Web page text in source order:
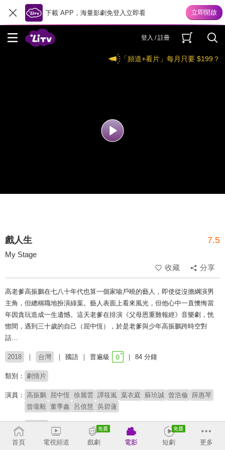
下載 APP，海量影劇免登入立即看
登入 / 註冊
「頻道+看片」每月只要 $199？
戲人生 7.5
My Stage
收藏
分享
高老爹高振鵬在七八十年代也算一個家喻戶曉的藝人，即使從沒擔綱演男
主角，但總稱職地扮演綠葉。藝人表面上看來風光，但他心中一直懊悔當
年因貪玩造成一生遺憾。這天老爹在排演《父母恩重難報經》音樂劇，恍
惚間，遇到三十歲的自己（屈中恆），於是老爹與少年高振鵬跨時空對
話…
2018 台灣 國語 普遍級 84 分鐘
類別： 劇情片
演員： 高振鵬 屈中恆 徐麗雲 譚筱嵐 葉衣庭 蘇玠誠 曾浩倫 薛惠琴
曾瓏毅 董季鑫 呂俍慧 吳碧蓮
導演：
# 大明星 # 真人真事# 名人解密
首頁 電視頻道 戲劇 電影 短劇 更多